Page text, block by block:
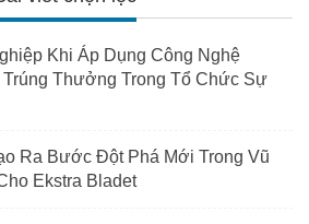
Khi Áp Dụng Công Nghệ
Thưởng Trong Tổ Chức Sự
Ra Bước Đột Phá Mới Trong Vũ
Ekstra Bladet